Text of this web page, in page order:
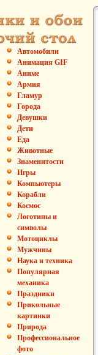
Автомобили
Анимация GIF
Аниме
Армия
Гламур
Города
Девушки
Дети
Еда
Животные
Знаменитости
Игры
Компьютеры
Корабли
Космос
Логотипы и
символы
Мотоциклы
Мужчины
Наука и техника
Популярная
механика
Праздники
Прикольные
картинки
Природа
Профессиональное
фото